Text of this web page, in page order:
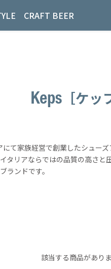
CRAFT BEER
Keps ［ケッ
にて家族経営で創業したシュー
タリアならではの品質の高さと
ランドです。
該当する商品がありま